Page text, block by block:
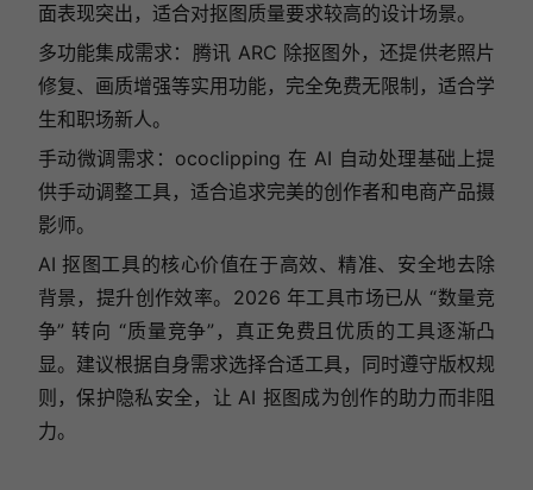
面表现突出，适合对抠图质量要求较高的设计场景。
多功能集成需求：腾讯 ARC 除抠图外，还提供老照片
修复、画质增强等实用功能，完全免费无限制，适合学
生和职场新人。
手动微调需求：ococlipping 在 AI 自动处理基础上提
供手动调整工具，适合追求完美的创作者和电商产品摄
影师。
AI 抠图工具的核心价值在于高效、精准、安全地去除
背景，提升创作效率。2026 年工具市场已从 “数量竞
争” 转向 “质量竞争”，真正免费且优质的工具逐渐凸
显。建议根据自身需求选择合适工具，同时遵守版权规
则，保护隐私安全，让 AI 抠图成为创作的助力而非阻
力。